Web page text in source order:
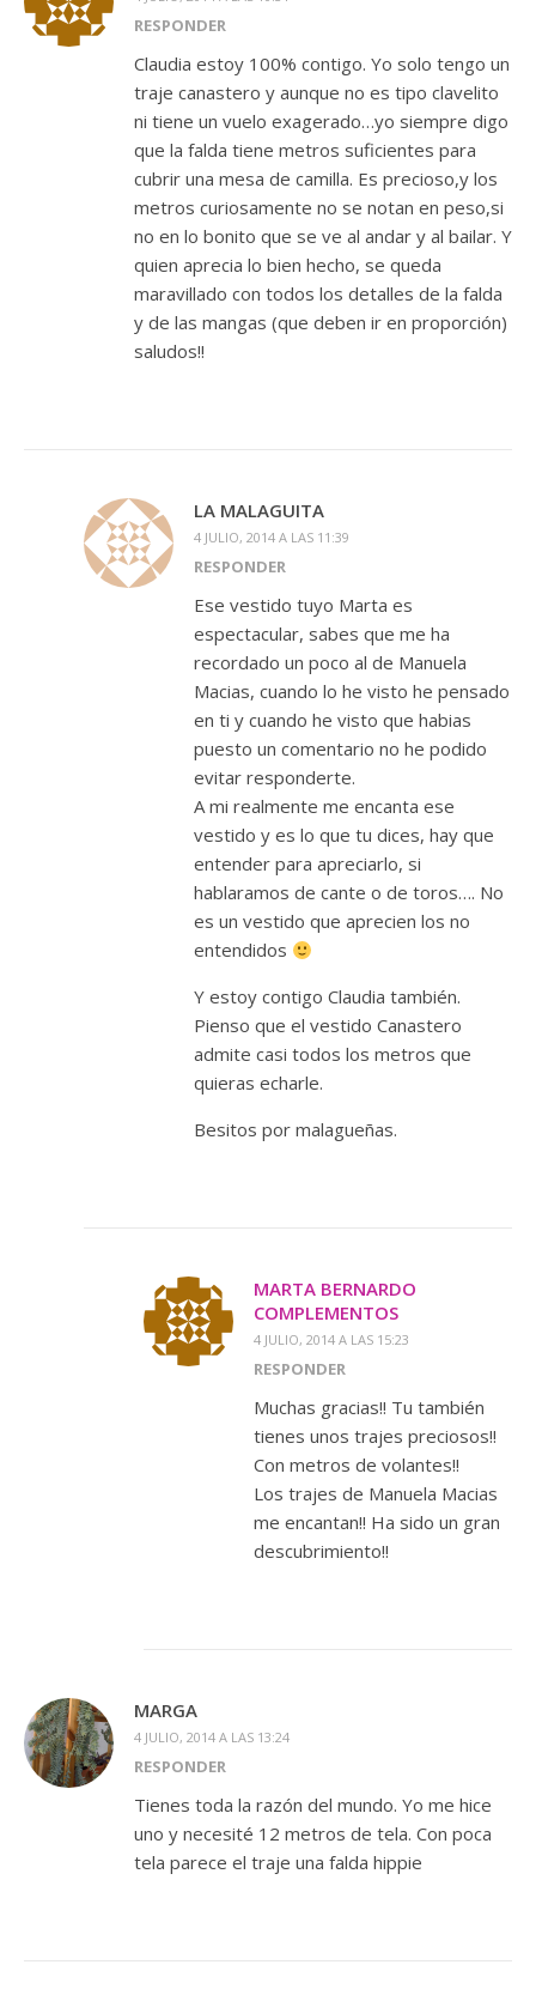
RESPONDER
Claudia estoy 100% contigo. Yo solo tengo un
traje canastero y aunque no es tipo clavelito
ni tiene un vuelo exagerado…yo siempre digo
que la falda tiene metros suficientes para
cubrir una mesa de camilla. Es precioso,y los
metros curiosamente no se notan en peso,si
no en lo bonito que se ve al andar y al bailar. Y
quien aprecia lo bien hecho, se queda
maravillado con todos los detalles de la falda
y de las mangas (que deben ir en proporción)
saludos!!
LA MALAGUITA
4 JULIO, 2014 A LAS 11:39
RESPONDER
Ese vestido tuyo Marta es
espectacular, sabes que me ha
recordado un poco al de Manuela
Macias, cuando lo he visto he pensado
en ti y cuando he visto que habias
puesto un comentario no he podido
evitar responderte.
A mi realmente me encanta ese
vestido y es lo que tu dices, hay que
entender para apreciarlo, si
hablaramos de cante o de toros…. No
es un vestido que aprecien los no
entendidos
Y estoy contigo Claudia también.
Pienso que el vestido Canastero
admite casi todos los metros que
quieras echarle.
Besitos por malagueñas.
MARTA BERNARDO
COMPLEMENTOS
4 JULIO, 2014 A LAS 15:23
RESPONDER
Muchas gracias!! Tu también
tienes unos trajes preciosos!!
Con metros de volantes!!
Los trajes de Manuela Macias
me encantan!! Ha sido un gran
descubrimiento!!
MARGA
4 JULIO, 2014 A LAS 13:24
RESPONDER
Tienes toda la razón del mundo. Yo me hice
uno y necesité 12 metros de tela. Con poca
tela parece el traje una falda hippie